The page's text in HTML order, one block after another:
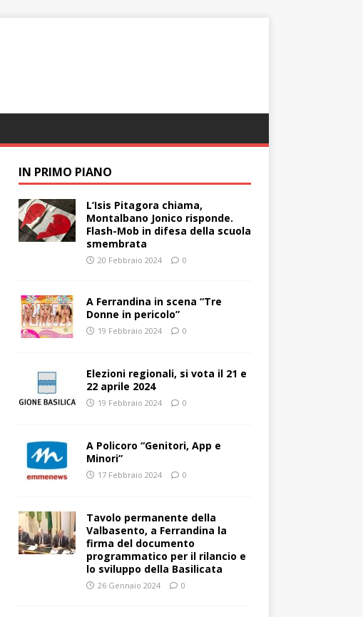
IN PRIMO PIANO
L’Isis Pitagora chiama,
Montalbano Jonico risponde.
Flash-Mob in difesa della scuola
smembrata
20 Febbraio 2024 0
A Ferrandina in scena “Tre
Donne in pericolo”
19 Febbraio 2024 0
Elezioni regionali, si vota il 21 e
22 aprile 2024
19 Febbraio 2024 0
A Policoro “Genitori, App e
Minori”
17 Febbraio 2024 0
Tavolo permanente della
Valbasento, a Ferrandina la
firma del documento
programmatico per il rilancio e
lo sviluppo della Basilicata
26 Gennaio 2024 0